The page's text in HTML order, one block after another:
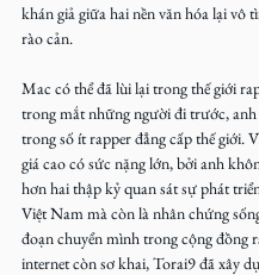
khán giả giữa hai nền văn hóa lại vô
rào cản.
Mac có thể đã lùi lại trong thế giới
trong mắt những người đi trước,
trong số ít rapper đẳng cấp thế giới.
giá cao có sức nặng lớn, bởi anh
hơn hai thập kỷ quan sát sự phát
Việt Nam mà còn là nhân chứng
đoạn chuyển mình trong cộng đồng
internet còn sơ khai, Torai9 đã xây